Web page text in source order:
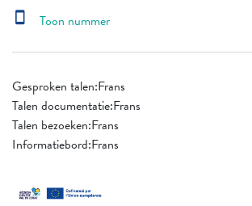
Gesproken talen:Frans
Talen documentatie:Frans
Talen bezoeken:Frans
Informatiebord:Frans
smartphone Toon nummer